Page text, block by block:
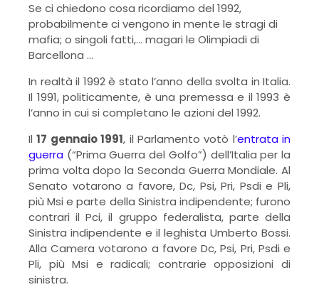
Se ci chiedono cosa ricordiamo del 1992,
probabilmente ci vengono in mente le stragi di
mafia; o singoli fatti,... magari le Olimpiadi di
Barcellona ...
In realtà il 1992 è stato l’anno della svolta in Italia.
Il 1991, politicamente, è una premessa e il 1993 è
l’anno in cui si completano le azioni del 1992.
Il17 gennaio 1991, il Parlamento votò l’entrata in
guerra (“Prima Guerra del Golfo”) dell’Italia per la
prima volta dopo la Seconda Guerra Mondiale. Al
Senato votarono a favore, Dc, Psi, Pri, Psdi e Pli,
più Msi e parte della Sinistra indipendente; furono
contrari il Pci, il gruppo federalista, parte della
Sinistra indipendente e il leghista Umberto Bossi.
Alla Camera votarono a favore Dc, Psi, Pri, Psdi e
Pli, più Msi e radicali; contrarie opposizioni di
sinistra.